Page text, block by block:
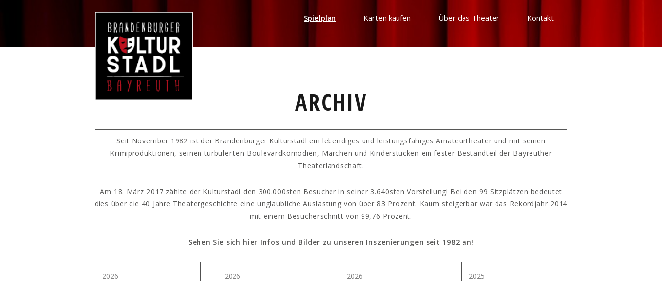
Spielplan Karten kaufen Über das Theater Kontakt
ARCHIV
Seit November 1982 ist der Brandenburger Kulturstadl ein lebendiges und leistungsfähiges Amateurtheater und mit seinen
Krimiproduktionen, seinen turbulenten Boulevardkomödien, Märchen und Kinderstücken ein fester Bestandteil der Bayreuther
Theaterlandschaft.
Am 18. März 2017 zählte der Kulturstadl den 300.000sten Besucher in seiner 3.640sten Vorstellung! Bei den 99 Sitzplätzen bedeutet
dies über die 40 Jahre Theatergeschichte eine unglaubliche Auslastung von über 83 Prozent. Kaum steigerbar war das Rekordjahr 2014
mit einem Besucherschnitt von 99,76 Prozent.
Sehen Sie sich hier Infos und Bilder zu unseren Inszenierungen seit 1982 an!
2026 2026 2026 2025